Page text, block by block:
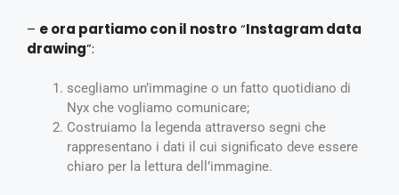
– e ora partiamo con il nostro“Instagram data
drawing”:
scegliamo un’immagine o un fatto quotidiano di
Nyx che vogliamo comunicare;
Costruiamo la legenda attraverso segni che
rappresentano i dati il cui significato deve essere
chiaro per la lettura dell’immagine.